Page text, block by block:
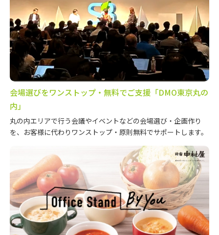
会場選びをワンストップ・無料でご支援「DMO東京丸の
内」
丸の内エリアで行う会議やイベントなどの会場選び・企画作り
を、お客様に代わりワンストップ・原則無料でサポートします。